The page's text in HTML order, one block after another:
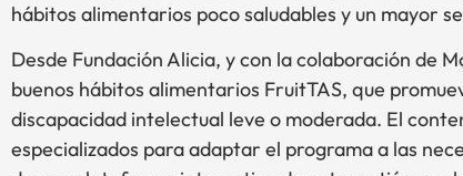
hábitos alimentarios poco saludables y un mayor
Desde Fundación Alicia, y con la colaboración de
buenos hábitos alimentarios FruitTAS, que
discapacidad intelectual leve o moderada. El
especializados para adaptar el programa a las